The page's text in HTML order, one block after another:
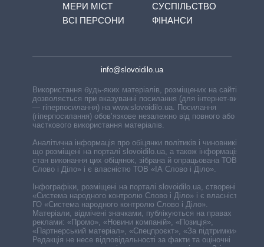
МЕРИ МІСТ
ВСІ ПЕРСОНИ
СУСПІЛЬСТВО
ФІНАНСИ
info@slovoidilo.ua
Використання будь-яких матеріалів, розміщених на сайті,
дозволяється при вказуванні посилання (для інтернет-видань
— гіперпосилання) на www.slovoidilo.ua. Посилання
(гіперпосилання) обов’язкове незалежно від повного або
часткового використання матеріалів.
Аналітична інформація про обіцянки політиків і чиновників,
що розміщені на порталі slovoidilo.ua, а також інформація про
стан виконання цих обіцянок, зібрана й опрацьована ТОВ «ІА
Слово і Діло» і є власністю ТОВ «ІА Слово і Діло».
Інфографіки, розміщені на порталі slovoidilo.ua, створені ГО
«Система народного контролю Слово і Діло» і є власністю
ГО «Система народного контролю Слово і Діло».
Матеріали, відмічені значками, публікуються на правах
реклами: «Промо», «Новини компаній», «Позиція»,
«Партнерський матеріал», «Спецпроєкт», «За підтримки».
Редакція не несе відповідальності за факти та оціночні